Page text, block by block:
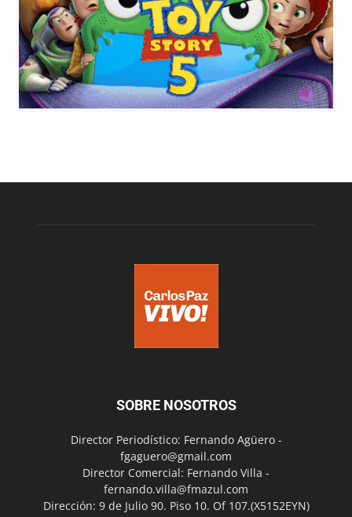
SOBRE NOSOTROS
Director Periodístico: Fernando Agüero -
fgaguero@gmail.com
Director Comercial: Fernando Villa -
fernando.villa@fmazul.com
Dirección: 9 de Julio 90. Piso 10. Of 107.(X5152EYN)